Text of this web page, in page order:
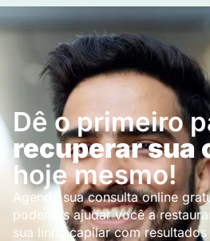
Dê o primeiro
recuperar sua
hoje mesmo!
Agende sua consulta online
podemos ajudar você a
sua linha capilar com